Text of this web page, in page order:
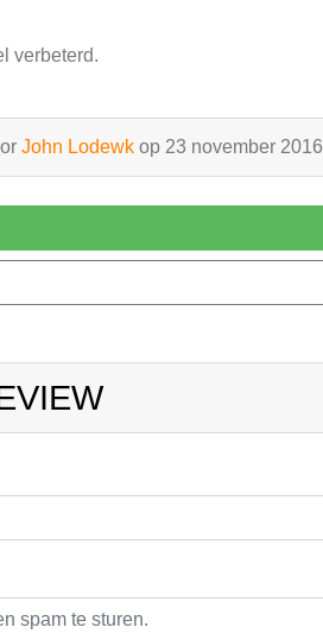
verbeterd.
John Lodewk op 23 november 2016